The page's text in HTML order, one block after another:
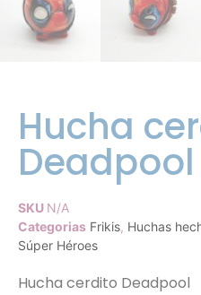
Hucha
Deadpool
SKU N/A
Categorias Frikis, Huchas
Súper Héroes
Hucha cerdito Deadpool